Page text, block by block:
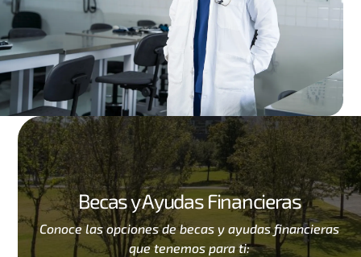
Becas y Ayudas Financieras
Conoce las opciones de becas y ayudas financieras
que tenemos para ti: